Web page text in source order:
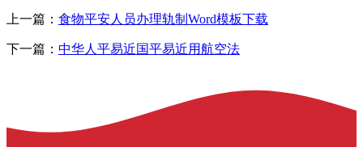
上一篇： 食物平安人员办理轨制Word模板下载
下一篇： 中华人平易近国平易近用航空法